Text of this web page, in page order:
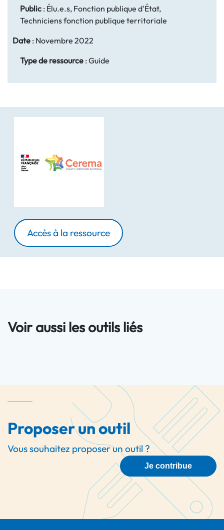
Public : Élu.e.s, Fonction publique d'État,
Techniciens fonction publique territoriale
Date : Novembre 2022
Type de ressource : Guide
Accès à la ressource
Voir aussi les outils liés
Proposer un outil
Vous souhaitez proposer un outil ?
Je contribue